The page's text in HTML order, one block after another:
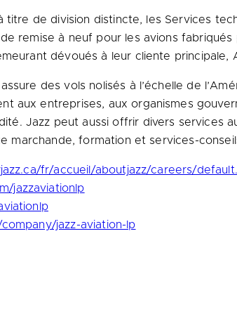
titre de division distincte, les Services
remise à neuf pour les avions
dévoués à leur cliente principale,
des vols nolisés à l’échelle de
aux entreprises, aux organismes
Jazz peut aussi offrir divers services
marchande, formation et services-
fr/accueil/aboutjazz/careers/
jazzaviationlp
company/jazz-aviation-lp